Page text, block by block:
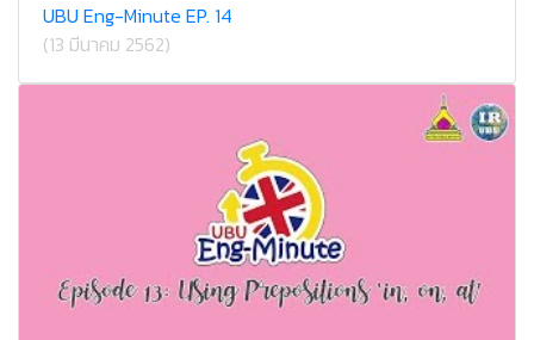
UBU Eng-Minute EP. 14
(13 มีนาคม 2562)